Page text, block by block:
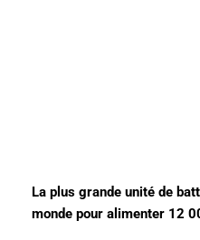
La plus grande unité de
monde pour alimenter 12